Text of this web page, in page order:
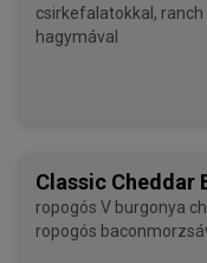
csirkefalatokkal,
hagymával
Classic Cheddar
ropogós V burgonya
ropogós